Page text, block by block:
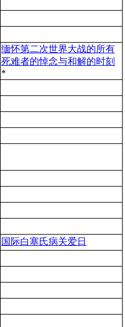
缅怀第二次世界大战的所有
死难者的悼念与和解的时刻
*
国际白塞氏病关爱日